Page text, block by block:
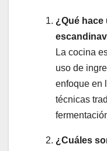
¿Qué hace
La cocina
uso de
enfoque en
técnicas
¿Cuáles